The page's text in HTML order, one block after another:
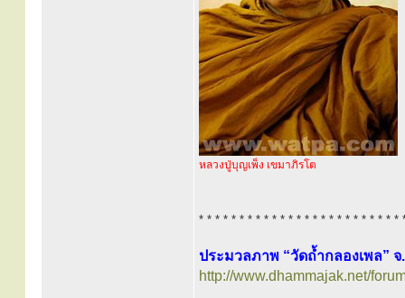
หลวงปู่บุญเพ็ง เขมาภิรโต
* * * * * * * * * * * * * * * * * * * * * * * * *
ประมวลภาพ “วัดถ้ำกลองเพล”
http://www.dhammajak.net/